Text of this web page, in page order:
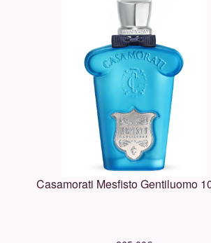
Casamorati Mesfisto Gentiluomo